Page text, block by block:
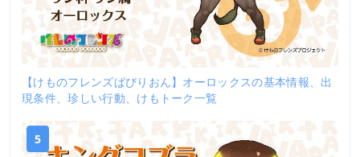
【けものフレンズぱびりおん】オーロックスの基本情報、出
現条件、珍しい行動、けもトーク一覧
5